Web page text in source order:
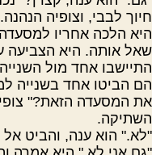
חיוך לבבי, וצופיה הנהנה.
היא הלכה אחריו
שאל אותה. היא הצביעה
התיישבו אחד מול
הם הביטו אחד בשנייה
את המסעדה הזאת?"
השתיקה.
"לא." הוא ענה, והביט אל